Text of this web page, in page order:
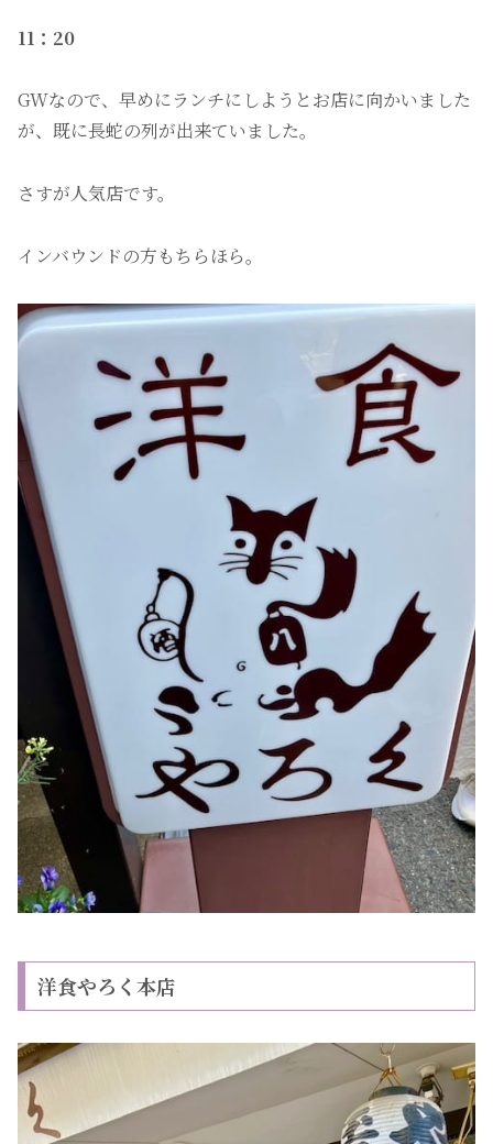
11：20
GWなので、早めにランチにしようとお店に向かいました
が、既に長蛇の列が出来ていました。
さすが人気店です。
インバウンドの方もちらほら。
洋食やろく本店